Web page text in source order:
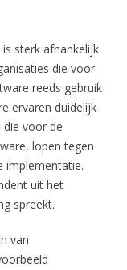
sterk afhankelijk
die voor
reeds gebruik
ervaren duidelijk
die voor de
lopen tegen
implementatie.
uit het
spreekt.
van